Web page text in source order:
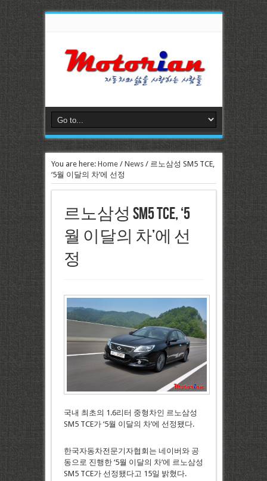
You are here: Home/ News/ 르노삼성 SM5 TCE,
‘5월 이달의 차’에 선정
르노삼성 SM5 TCE, ‘5
월 이달의 차’에 선
정
국내 최초의 1.6리터 중형차인 르노삼성
SM5 TCE가 ‘5월 이달의 차’에 선정됐다.
한국자동차전문기자협회는 네이버와 공
동으로 진행한 ‘5월 이달의 차’에 르노삼성
SM5 TCE가 선정됐다고 15일 밝혔다.